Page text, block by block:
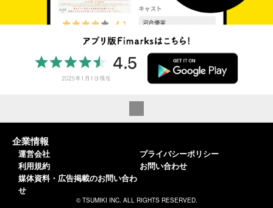
企業情報
運営会社
利用規約
媒体資料・広告掲載のお問い合わ
せ
プライバシーポリシー
お問い合わせ
© TSUMIKI INC. ALL RIGHTS RESERVED.